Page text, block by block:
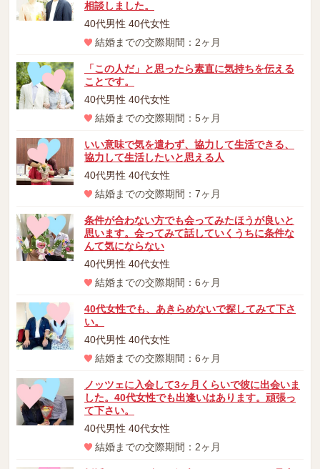
相談しました。
40代男性 40代女性
結婚までの交際期間：2ヶ月
「この人だ」と思ったら素直に気持ちを伝える
ことです。
40代男性 40代女性
結婚までの交際期間：5ヶ月
いい意味で気を遣わず、協力して生活できる、
協力して生活したいと思える人
40代男性 40代女性
結婚までの交際期間：7ヶ月
条件が合わない方でも会ってみたほうが良いと
思います。会ってみて話していくうちに条件な
んて気にならない
40代男性 40代女性
結婚までの交際期間：6ヶ月
40代女性でも、あきらめないで探してみて下さ
い。
40代男性 40代女性
結婚までの交際期間：6ヶ月
ノッツェに入会して3ヶ月くらいで彼に出会いま
した。40代女性でも出逢いはあります。頑張っ
て下さい。
40代男性 40代女性
結婚までの交際期間：2ヶ月